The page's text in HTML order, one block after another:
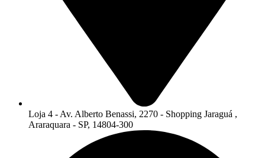
Loja 4 - Av. Alberto Benassi, 2270 - Shopping Jaraguá ,
Araraquara - SP, 14804-300